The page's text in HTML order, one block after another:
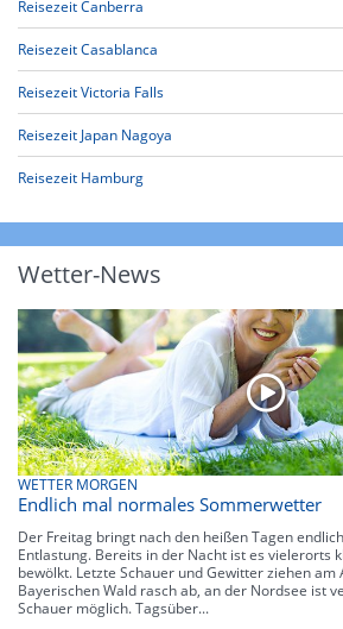
Reisezeit Canberra
Reisezeit Casablanca
Reisezeit Victoria Falls
Reisezeit Japan Nagoya
Reisezeit Hamburg
Wetter-News
WETTER MORGEN
Endlich mal normales Sommerwetter
Der Freitag bringt nach den heißen Tagen
Entlastung. Bereits in der Nacht ist es vielerorts
bewölkt. Letzte Schauer und Gewitter ziehen
Bayerischen Wald rasch ab, an der Nordsee ist
Schauer möglich. Tagsüber...